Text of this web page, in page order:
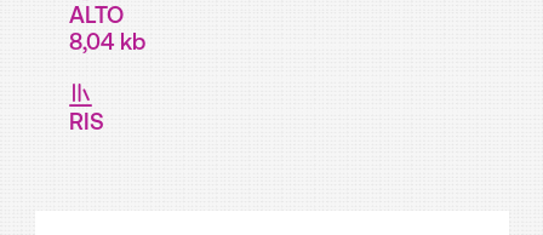
ALTO
8,04 kb
RIS